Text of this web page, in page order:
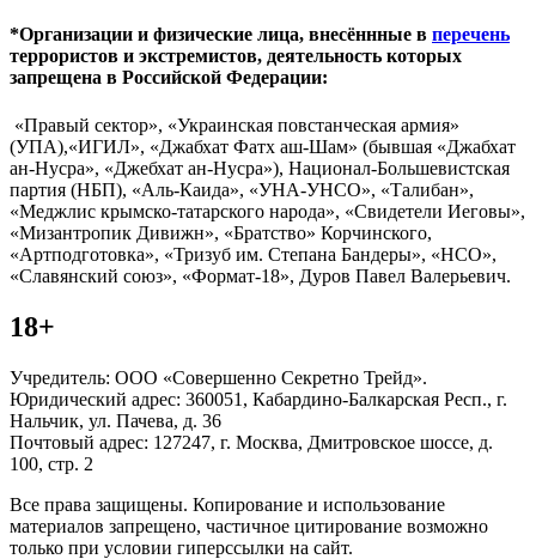
*Организации и физические лица, внесённные в перечень
террористов и экстремистов, деятельность которых
запрещена в Российской Федерации:
«Правый сектор», «Украинская повстанческая армия»
(УПА),«ИГИЛ», «Джабхат Фатх аш-Шам» (бывшая «Джабхат
ан-Нусра», «Джебхат ан-Нусра»), Национал-Большевистская
партия (НБП), «Аль-Каида», «УНА-УНСО», «Талибан»,
«Меджлис крымско-татарского народа», «Свидетели Иеговы»,
«Мизантропик Дивижн», «Братство» Корчинского,
«Артподготовка», «Тризуб им. Степана Бандеры», «НСО»,
«Славянский союз», «Формат-18», Дуров Павел Валерьевич.
18+
Учредитель: ООО «Совершенно Секретно Трейд».
Юридический адрес: 360051, Кабардино-Балкарская Респ., г.
Нальчик, ул. Пачева, д. 36
Почтовый адрес: 127247, г. Москва, Дмитровское шоссе, д.
100, стр. 2
Все права защищены. Копирование и использование
материалов запрещено, частичное цитирование возможно
только при условии гиперссылки на сайт.